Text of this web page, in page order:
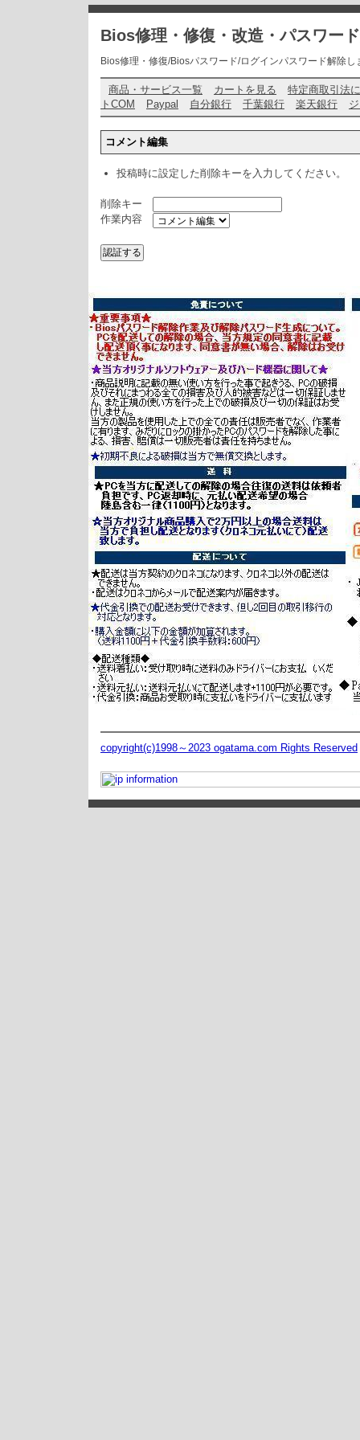
Bios修理・修復・改造・パスワー
Bios修理・修復/Biosパスワード/ログインパスワード解除
商品・サービス一覧 カートを見る
特定商取引法
トCOM
Paypal 自分銀行 千葉銀行 楽天銀行
コメント編集
投稿時に設定した削除キーを入力してください。
削除キー
作業内容
copyright(c)1998～2023 ogatama.com Rights Reserved